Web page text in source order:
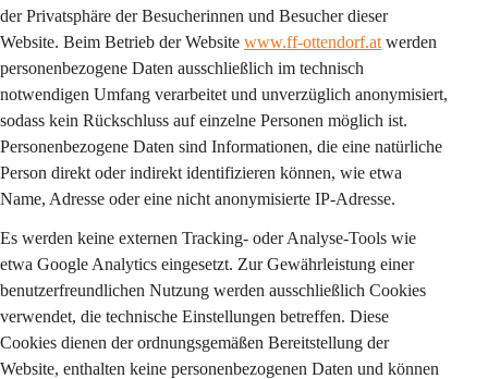
der Privatsphäre der Besucherinnen und Besucher dieser
Website. Beim Betrieb der Website www.ff-ottendorf.at werden
personenbezogene Daten ausschließlich im technisch
notwendigen Umfang verarbeitet und unverzüglich anonymisiert,
sodass kein Rückschluss auf einzelne Personen möglich ist.
Personenbezogene Daten sind Informationen, die eine natürliche
Person direkt oder indirekt identifizieren können, wie etwa
Name, Adresse oder eine nicht anonymisierte IP-Adresse.
Es werden keine externen Tracking- oder Analyse-Tools wie
etwa Google Analytics eingesetzt. Zur Gewährleistung einer
benutzerfreundlichen Nutzung werden ausschließlich Cookies
verwendet, die technische Einstellungen betreffen. Diese
Cookies dienen der ordnungsgemäßen Bereitstellung der
Website, enthalten keine personenbezogenen Daten und können